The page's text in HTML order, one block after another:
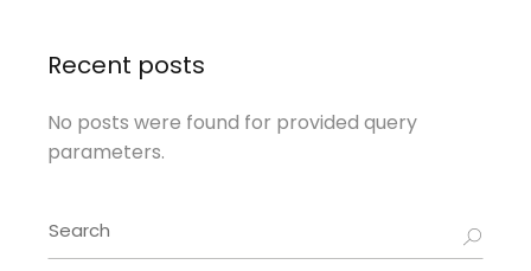
Recent posts
No posts were found for provided query
parameters.
Search
for: